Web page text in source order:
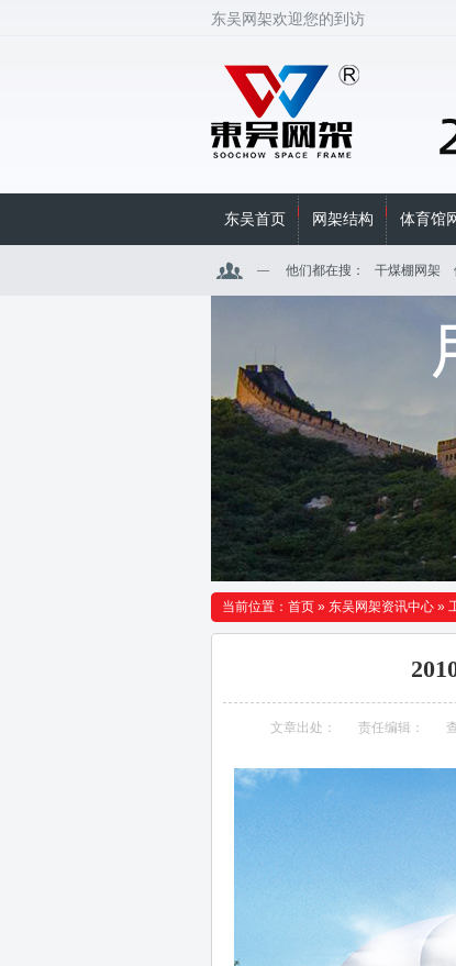
东吴网架欢迎您的到访
东吴首页 网架结构 体育馆
他们都在搜： 干煤棚网架
当前位置： 首页 » 东吴网架资讯中心 »
文章出处： 责任编辑：